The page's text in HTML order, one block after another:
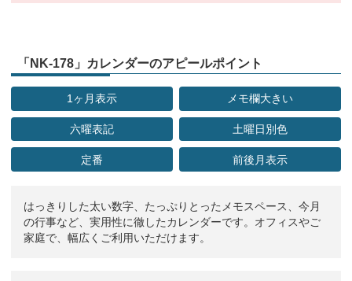
「NK-178」カレンダーのアピールポイント
1ヶ月表示 メモ欄大きい
六曜表記 土曜日別色
定番 前後月表示
はっきりした太い数字、たっぷりとったメモスペース、今月
の行事など、実用性に徹したカレンダーです。オフィスやご
家庭で、幅広くご利用いただけます。